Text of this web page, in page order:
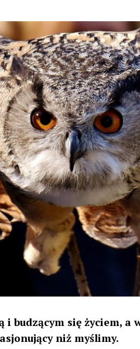
i budzącym się życiem,
niż myślimy.